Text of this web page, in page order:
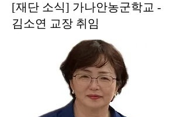
[재단 소식] 가나안농군학교 -
김소연 교장 취임